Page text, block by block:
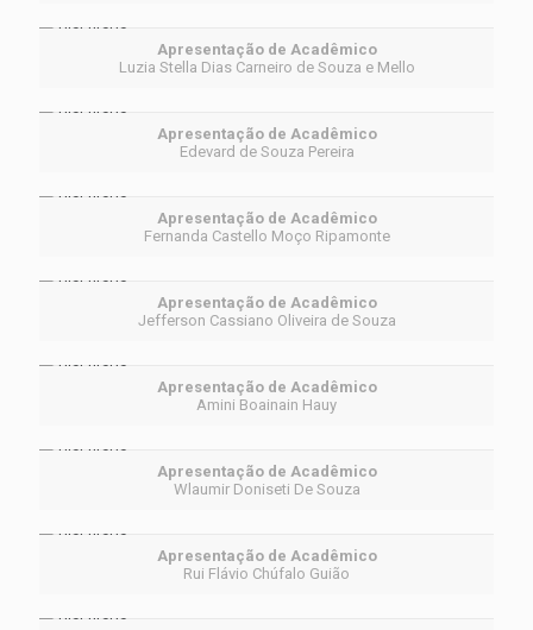
Apresentação de Acadêmico
Luzia Stella Dias Carneiro de Souza e Mello
Apresentação de Acadêmico
Edevard de Souza Pereira
Apresentação de Acadêmico
Fernanda Castello Moço Ripamonte
Apresentação de Acadêmico
Jefferson Cassiano Oliveira de Souza
Apresentação de Acadêmico
Amini Boainain Hauy
Apresentação de Acadêmico
Wlaumir Doniseti De Souza
Apresentação de Acadêmico
Rui Flávio Chúfalo Guião